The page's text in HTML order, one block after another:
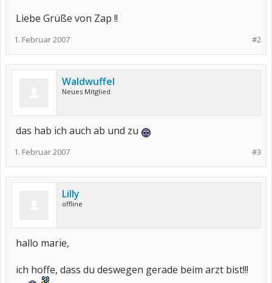
Liebe Grüße von Zap !!
#2
1. Februar 2007
Waldwuffel
Neues Mitglied
das hab ich auch ab und zu
#3
1. Februar 2007
Lilly
offline
hallo marie,
ich hoffe, dass du deswegen gerade beim arzt bist!!!